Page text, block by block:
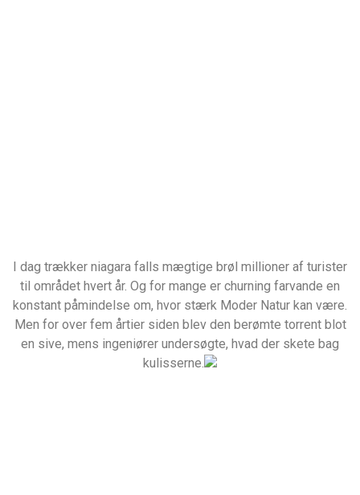
I dag trækker niagara falls mægtige brøl millioner af turister
til området hvert år. Og for mange er churning farvande en
konstant påmindelse om, hvor stærk Moder Natur kan være.
Men for over fem årtier siden blev den berømte torrent blot
en sive, mens ingeniører undersøgte, hvad der skete bag
kulisserne.